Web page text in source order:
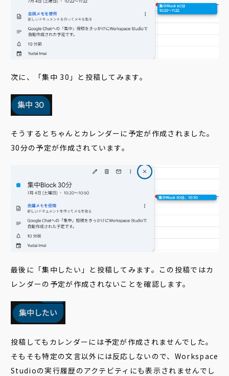
次に、「集中 30」と投稿してみます。
そうするとちゃんとカレンダーに予定が作成されました。
30分の予定が作成されています。
最後に「集中したい」と投稿してみます。この投稿ではカ
レンダーの予定が作成されないことを確認します。
投稿してもカレンダーには予定が作成されませんでした。
そもそも特定の文言以外には反応しないので、Workspace
Studioの実行履歴のアクテビティにも表示されませんでし